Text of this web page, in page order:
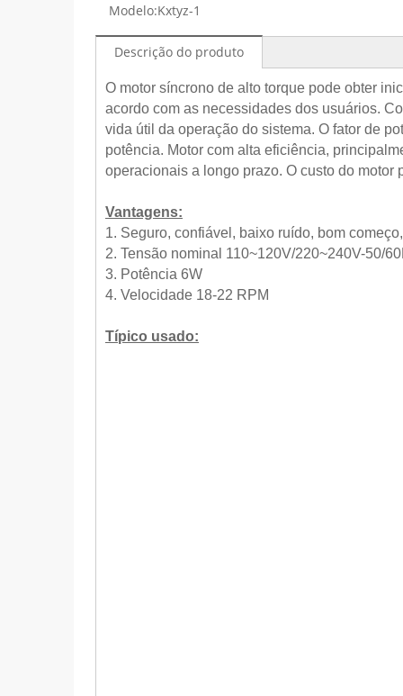
Modelo:Kxtyz-1
Descrição do produto
O motor síncrono de alto torque pode obter
acordo com as necessidades dos usuários.
vida útil da operação do sistema. O fator de
potência. Motor com alta eficiência,
operacionais a longo prazo. O custo do
Vantagens:
1. Seguro, confiável, baixo ruído, bom
2. Tensão nominal 110~120V/220~240V-50/
3. Potência 6W
4. Velocidade 18-22 RPM
Típico usado: